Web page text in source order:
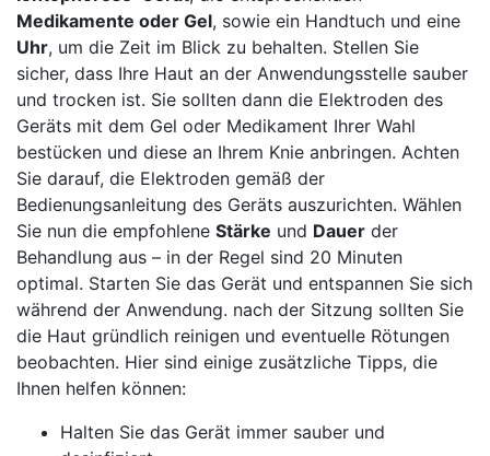
Medikamente oder Gel, sowie ein Handtuch und ⁤eine
Uhr, um ⁣die Zeit im Blick zu​ behalten. ‍Stellen Sie
sicher, dass Ihre⁤ Haut an der Anwendungsstelle sauber
und‌ trocken ist. Sie sollten dann die Elektroden ⁣des
Geräts ⁤mit dem Gel oder Medikament ⁤Ihrer Wahl​
bestücken und diese an Ihrem Knie anbringen. ⁢Achten
Sie darauf, die Elektroden gemäß der⁤
Bedienungsanleitung des Geräts auszurichten. Wählen
Sie‍ nun die ‌empfohlene Stärke ⁣und Dauer ⁤der
Behandlung aus – in der ‍Regel sind 20 Minuten
optimal. Starten Sie das ‌Gerät⁣ und entspannen Sie ⁢sich
⁣während⁢ der Anwendung. nach der Sitzung sollten Sie⁢
die Haut gründlich ⁤reinigen und ⁢eventuelle⁣ Rötungen
beobachten. Hier ‍sind einige zusätzliche Tipps,⁢ die
Ihnen helfen können:
Halten Sie das Gerät immer‌ sauber und